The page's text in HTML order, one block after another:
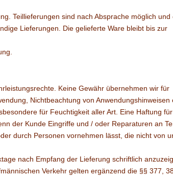
Teillieferungen sind nach Absprache möglich und
Lieferungen. Die gelieferte Ware bleibt bis zur
Keine Gewähr übernehmen wir für
Nichtbeachtung von Anwendungshinweisen
für Feuchtigkeit aller Art. Eine Haftung für
der Kunde Eingriffe und / oder Reparaturen an
durch Personen vornehmen lässt, die nicht von
nach Empfang der Lieferung schriftlich
Verkehr gelten ergänzend die §§ 377,